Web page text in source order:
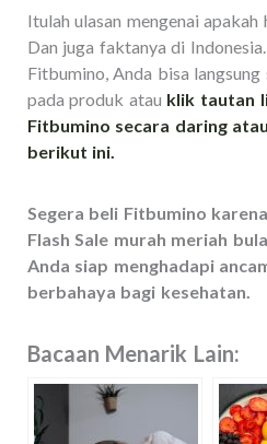
Itulah ulasan mengenai
Dan juga faktanya di
Fitbumino, Anda bisa
pada produk atau klik tautan
Fitbumino secara daring
berikut ini.
Segera beli Fitbumino
Flash Sale murah meriah
Anda siap menghadapi
berbahaya bagi kesehatan.
Bacaan Menarik Lain: